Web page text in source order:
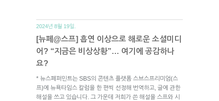
2024년 8월 19일.
[뉴페@스프] 흡연 이상으로 해로운 소셜미디
어? “지금은 비상상황”… 여기에 공감하나
요?
* 뉴스페퍼민트는 SBS의 콘텐츠 플랫폼 스브스프리미엄(스
프)에 뉴욕타임스 칼럼을 한 편씩 선정해 번역하고, 글에 관한
해설을 쓰고 있습니다. 그 가운데 저희가 쓴 해설을 스프와 시